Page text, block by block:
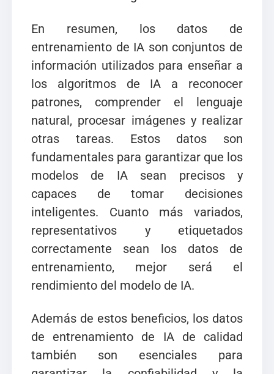
En resumen, los datos de
entrenamiento de IA son conjuntos de
información utilizados para enseñar a
los algoritmos de IA a reconocer
patrones, comprender el lenguaje
natural, procesar imágenes y realizar
otras tareas. Estos datos son
fundamentales para garantizar que los
modelos de IA sean precisos y
capaces de tomar decisiones
inteligentes. Cuanto más variados,
representativos y etiquetados
correctamente sean los datos de
entrenamiento, mejor será el
rendimiento del modelo de IA.
Además de estos beneficios, los datos
de entrenamiento de IA de calidad
también son esenciales para